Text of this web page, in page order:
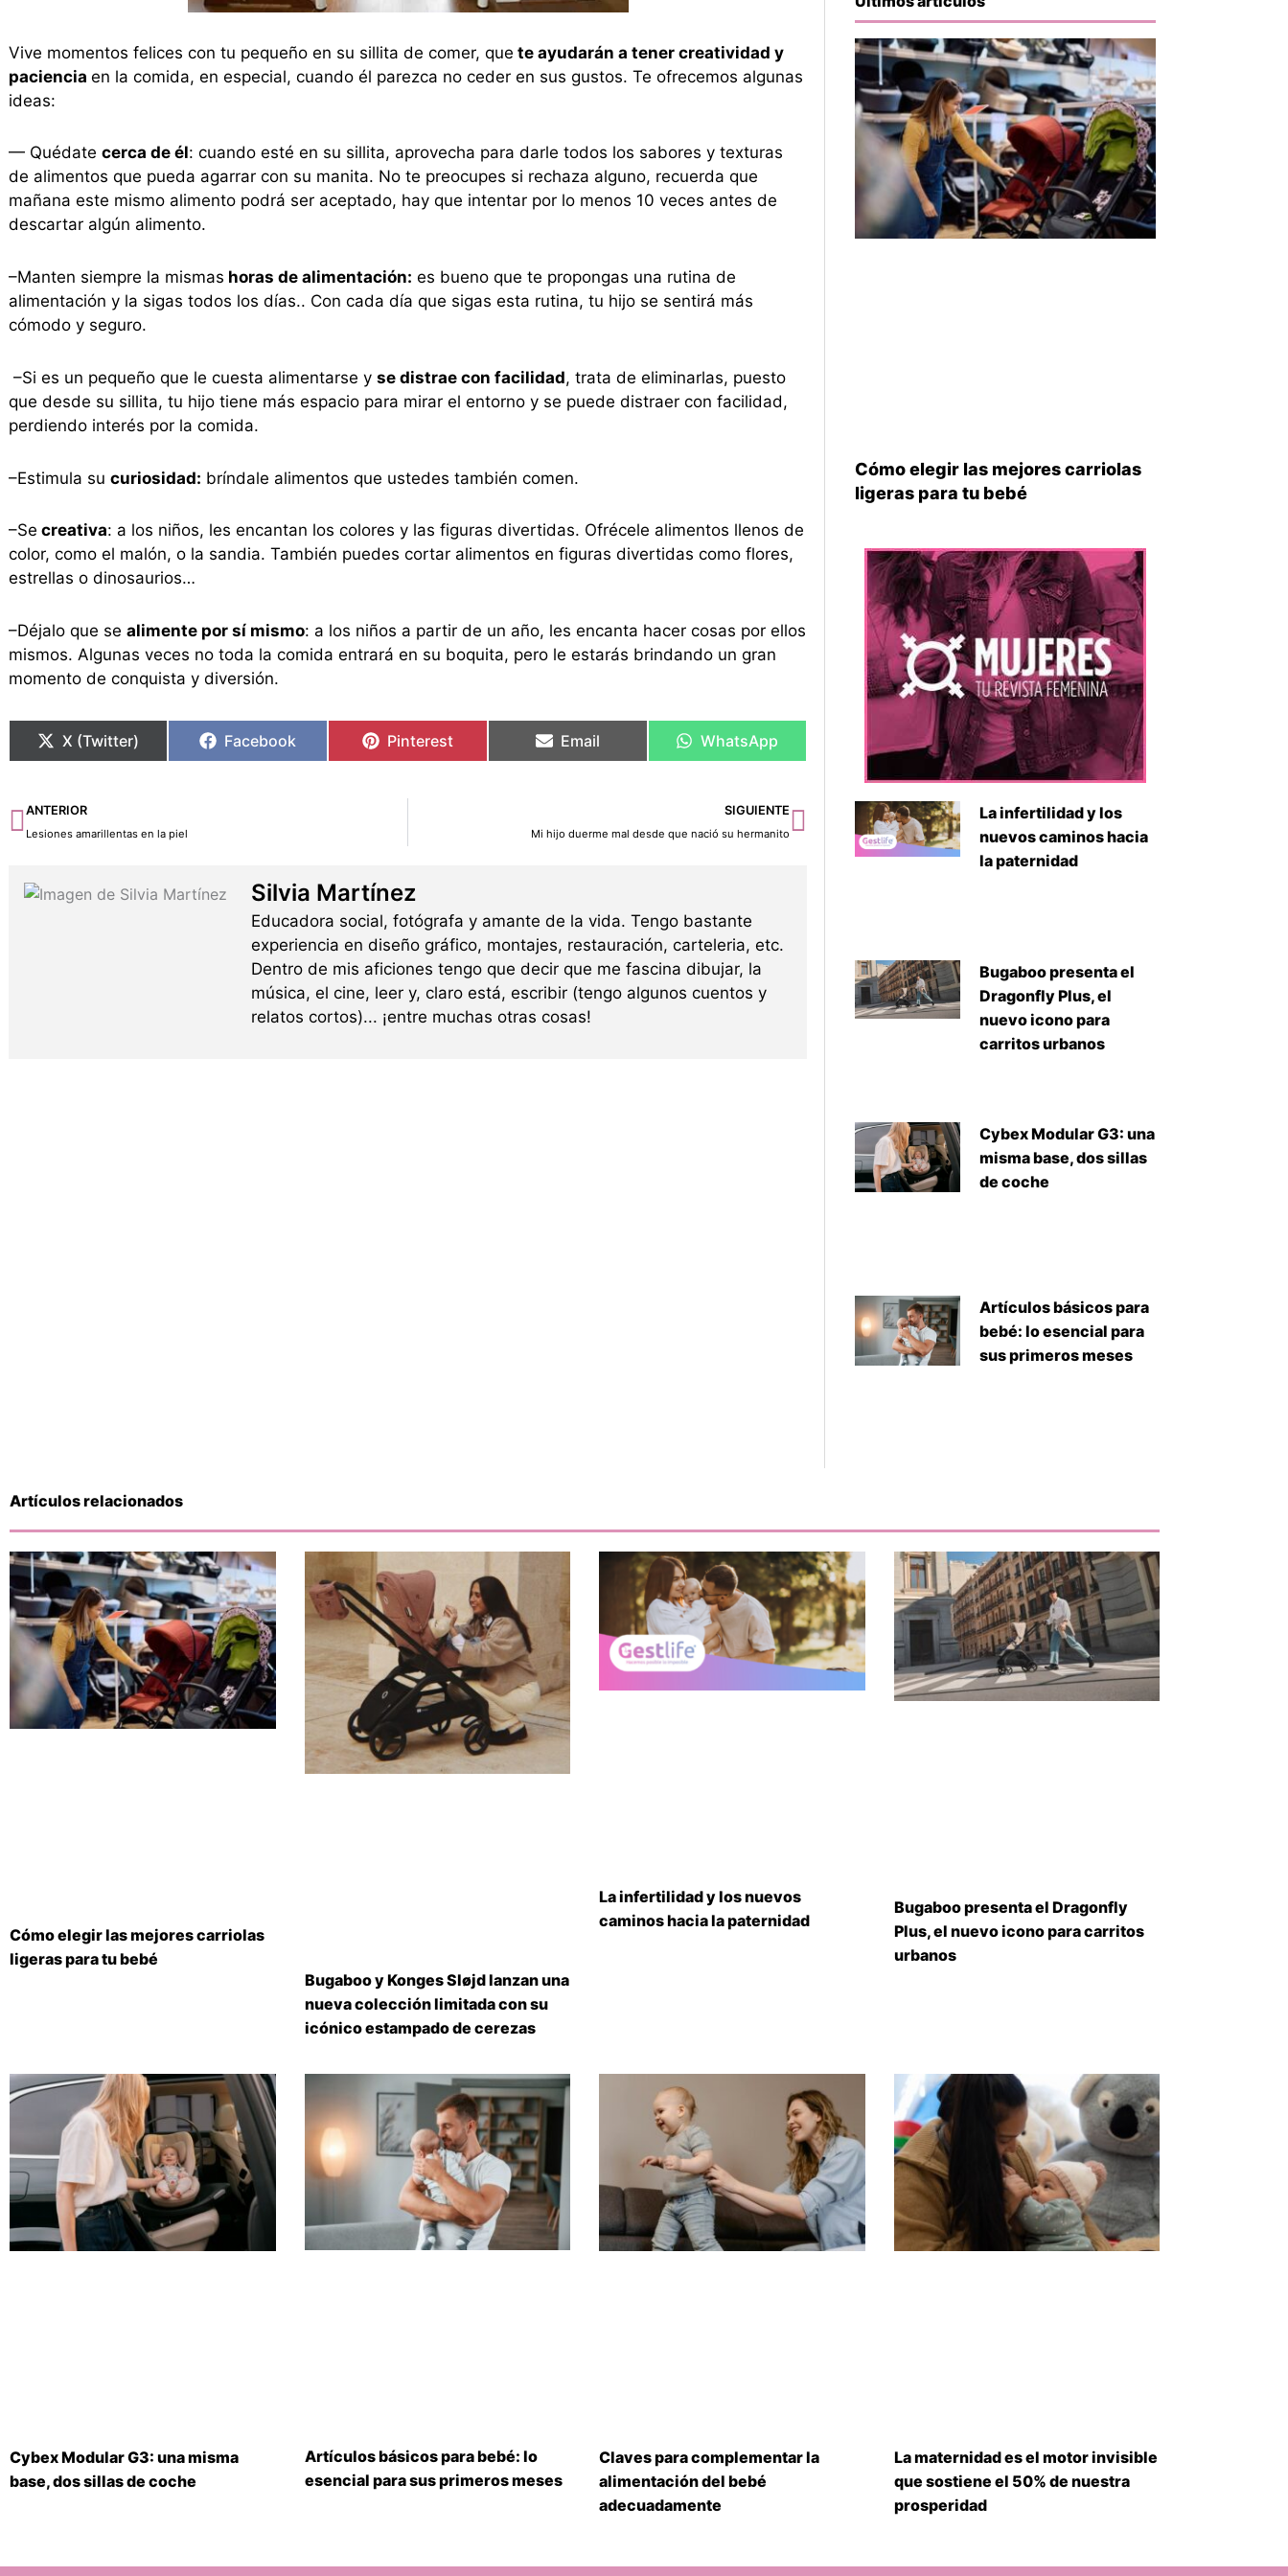
Vive momentos felices con tu pequeño en su sillita de comer, que te ayudarán a tener creatividad y
paciencia en la comida, en especial, cuando él parezca no ceder en sus gustos. Te ofrecemos algunas
ideas:
— Quédate cerca de él: cuando esté en su sillita, aprovecha para darle todos los sabores y texturas
de alimentos que pueda agarrar con su manita. No te preocupes si rechaza alguno, recuerda que
mañana este mismo alimento podrá ser aceptado, hay que intentar por lo menos 10 veces antes de
descartar algún alimento.
–Manten siempre la mismas horas de alimentación: es bueno que te propongas una rutina de
alimentación y la sigas todos los días.. Con cada día que sigas esta rutina, tu hijo se sentirá más
cómodo y seguro.
–Si es un pequeño que le cuesta alimentarse y se distrae con facilidad, trata de eliminarlas, puesto
que desde su sillita, tu hijo tiene más espacio para mirar el entorno y se puede distraer con facilidad,
perdiendo interés por la comida.
–Estimula su curiosidad: bríndale alimentos que ustedes también comen.
–Se creativa: a los niños, les encantan los colores y las figuras divertidas. Ofrécele alimentos llenos de
color, como el malón, o la sandia. También puedes cortar alimentos en figuras divertidas como flores,
estrellas o dinosaurios…
–Déjalo que se alimente por sí mismo: a los niños a partir de un año, les encanta hacer cosas por ellos
mismos. Algunas veces no toda la comida entrará en su boquita, pero le estarás brindando un gran
momento de conquista y diversión.
X (Twitter) Facebook Pinterest Email WhatsApp
Ant
ANTERIOR
Lesiones amarillentas en la piel
SIGUIENTE
Mi hijo duerme mal desde que nació su hermanito
Siguiente
Silvia Martínez
Educadora social, fotógrafa y amante de la vida. Tengo bastante
experiencia en diseño gráfico, montajes, restauración, carteleria, etc.
Dentro de mis aficiones tengo que decir que me fascina dibujar, la
música, el cine, leer y, claro está, escribir (tengo algunos cuentos y
relatos cortos)... ¡entre muchas otras cosas!
Cómo elegir las mejores carriolas
ligeras para tu bebé
La infertilidad y los
nuevos caminos hacia
la paternidad
Bugaboo presenta el
Dragonfly Plus, el
nuevo icono para
carritos urbanos
Cybex Modular G3: una
misma base, dos sillas
de coche
Artículos básicos para
bebé: lo esencial para
sus primeros meses
Artículos relacionados
Cómo elegir las mejores carriolas
ligeras para tu bebé
Bugaboo y Konges Sløjd lanzan una
nueva colección limitada con su
icónico estampado de cerezas
La infertilidad y los nuevos
caminos hacia la paternidad
Bugaboo presenta el Dragonfly
Plus, el nuevo icono para carritos
urbanos
Cybex Modular G3: una misma
base, dos sillas de coche
Artículos básicos para bebé: lo
esencial para sus primeros meses
Claves para complementar la
alimentación del bebé
adecuadamente
La maternidad es el motor invisible
que sostiene el 50% de nuestra
prosperidad